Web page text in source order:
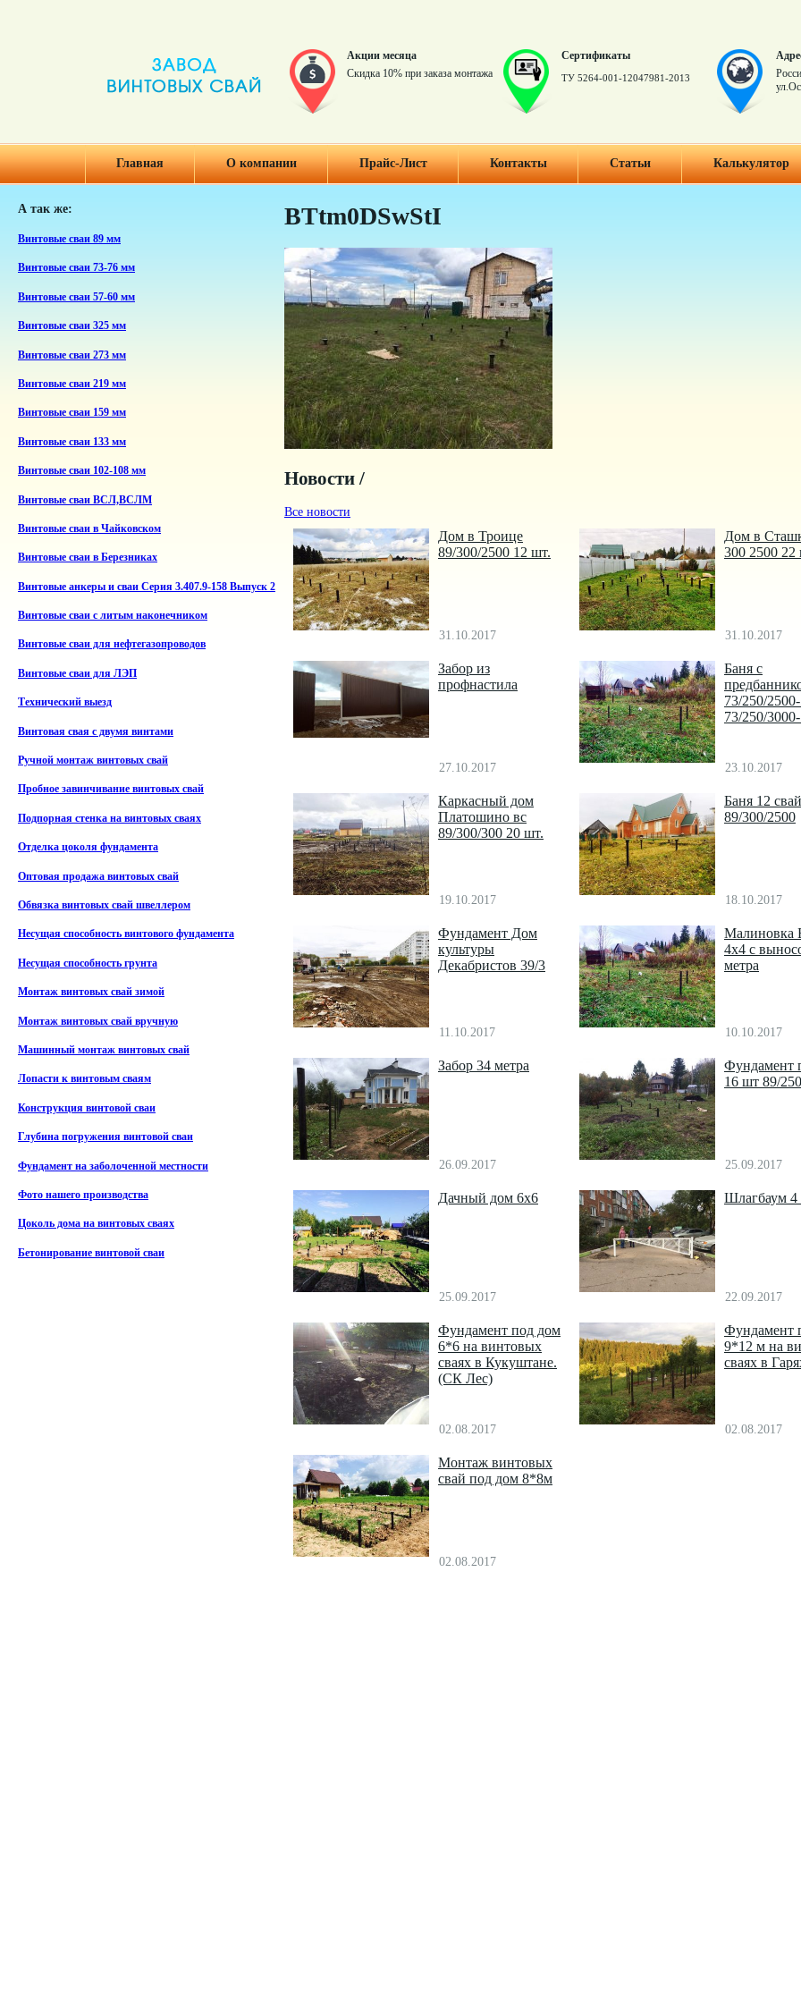
Акции месяца
Скидка 10% при заказа монтажа
Сертификаты
ТУ 5264-001-12047981-2013
Главная О компании Прайс-Лист Контакты Статьи Калькулятор
А так же:
Винтовые сваи 89 мм
Винтовые сваи 73-76 мм
Винтовые сваи 57-60 мм
Винтовые сваи 325 мм
Винтовые сваи 273 мм
Винтовые сваи 219 мм
Винтовые сваи 159 мм
Винтовые сваи 133 мм
Винтовые сваи 102-108 мм
Винтовые сваи ВСЛ,ВСЛМ
Винтовые сваи в Чайковском
Винтовые сваи в Березниках
Винтовые анкеры и сваи Серия 3.407.9-158 Выпуск 2
Винтовые сваи с литым наконечником
Винтовые сваи для нефтегазопроводов
Винтовые сваи для ЛЭП
Технический выезд
Винтовая свая с двумя винтами
Ручной монтаж винтовых свай
Пробное завинчивание винтовых свай
Подпорная стенка на винтовых сваях
Отделка цоколя фундамента
Оптовая продажа винтовых свай
Обвязка винтовых свай швеллером
Несущая способность винтового фундамента
Несущая способность грунта
Монтаж винтовых свай зимой
Монтаж винтовых свай вручную
Машинный монтаж винтовых свай
Лопасти к винтовым сваям
Конструкция винтовой сваи
Глубина погружения винтовой сваи
Фундамент на заболоченной местности
Фото нашего производства
Цоколь дома на винтовых сваях
Бетонирование винтовой сваи
BTtm0DSwStI
Новости /
Все новости
Дом в Троице
89/300/2500 12 шт.
31.10.2017
Дом в
300 2500 22
31.10.2017
Забор из
профнастила
27.10.2017
Баня с
73/250/
73/250/
23.10.2017
Каркасный дом
Платошино вс
89/300/300 20 шт.
19.10.2017
Баня 12 свай
89/300/2500
18.10.2017
Фундамент Дом
культуры
Декабристов 39/3
11.10.2017
Малиновка
4х4 с
метра
10.10.2017
Забор 34 метра
26.09.2017
Фундамент
16 шт 89/
25.09.2017
Дачный дом 6х6
25.09.2017
Шлагбаум 4
22.09.2017
Фундамент под дом
6*6 на винтовых
сваях в Кукуштане.
(СК Лес)
02.08.2017
Фундамент
9*12 м на
сваях в
02.08.2017
Монтаж винтовых
свай под дом 8*8м
02.08.2017